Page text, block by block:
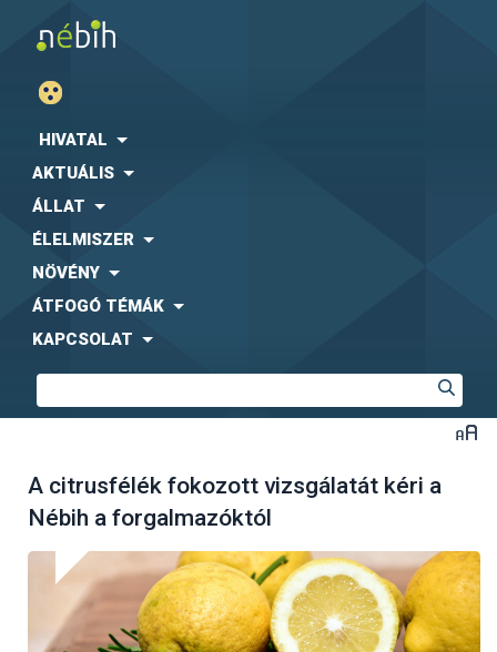
HIVATAL
AKTUÁLIS
ÁLLAT
ÉLELMISZER
NÖVÉNY
ÁTFOGÓ TÉMÁK
KAPCSOLAT
A citrusfélék fokozott vizsgálatát kéri a
Nébih a forgalmazóktól